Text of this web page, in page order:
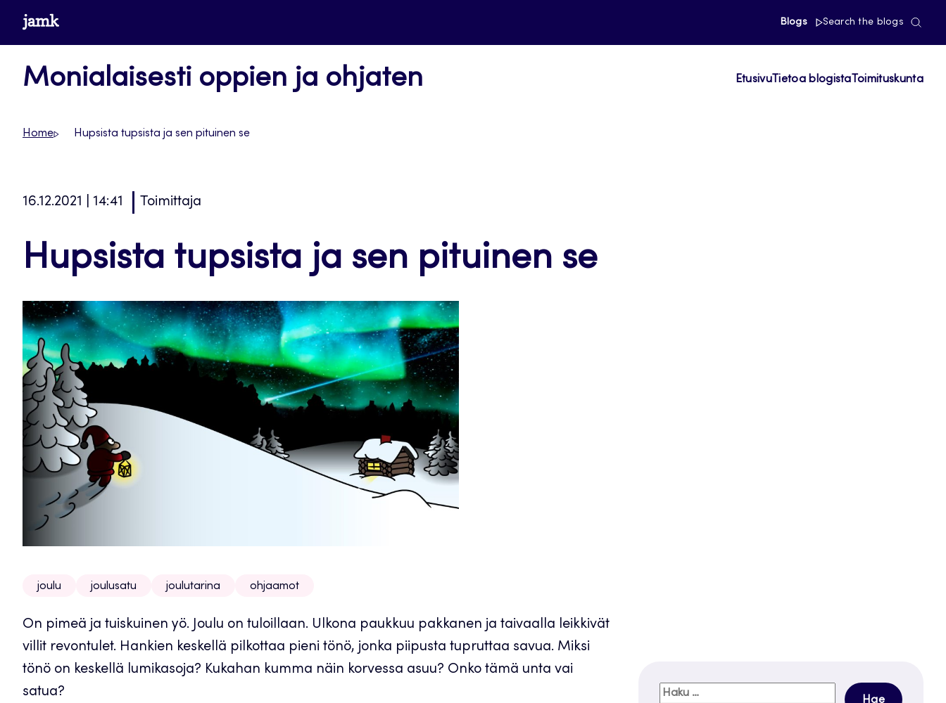
Siirrywww.jamk.fi Blogs Search the blogs
Monialaisesti oppien ja ohjaten Etusivu Tietoa blogista Toimituskunta
Home Hupsista tupsista ja sen pituinen se
16.12.2021 | 14:41 Toimittaja
Hupsista tupsista ja sen pituinen se
joulu joulusatu joulutarina ohjaamot
On pimeä ja tuiskuinen yö. Joulu on tuloillaan. Ulkona paukkuu pakkanen ja taivaalla leikkivät
villit revontulet. Hankien keskellä pilkottaa pieni tönö, jonka piipusta tupruttaa savua. Miksi
tönö on keskellä lumikasoja? Kukahan kumma näin korvessa asuu? Onko tämä unta vai
satua?
Haku: